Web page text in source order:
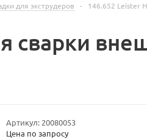
для экструдеров -
146.652 Leister
сварки
Артикул: 20080053
Цена по запросу